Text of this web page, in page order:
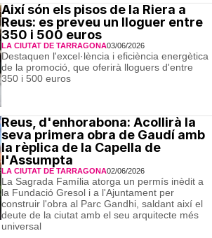
Així són els pisos de la Riera a
Reus: es preveu un lloguer entre
350 i 500 euros
LA CIUTAT DE TARRAGONA03/06/2026
Destaquen l'excel·lència i eficiència energètica
de la promoció, que oferirà lloguers d'entre
350 i 500 euros
Reus, d'enhorabona: Acollirà la
seva primera obra de Gaudí amb
la rèplica de la Capella de
l'Assumpta
LA CIUTAT DE TARRAGONA02/06/2026
La Sagrada Família atorga un permís inèdit a
la Fundació Gresol i a l'Ajuntament per
construir l'obra al Parc Gandhi, saldant així el
deute de la ciutat amb el seu arquitecte més
universal